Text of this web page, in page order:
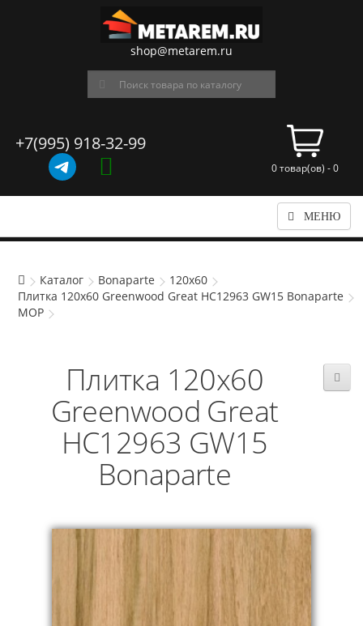
shop@metarem.ru
+7(995) 918-32-99
0 товар(ов) - 0
МЕНЮ
Каталог Bonaparte
120x60
Плитка 120x60 Greenwood Great HC12963 GW15 Bonaparte
MOP
Плитка 120x60
Greenwood Great
HC12963 GW15
Bonaparte